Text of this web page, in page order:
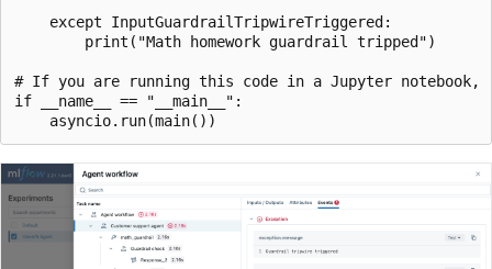
    except InputGuardrailTripwireTriggered:
        print("Math homework guardrail tripped")
# If you are running this code in a Jupyter
if __name__ == "__main__":